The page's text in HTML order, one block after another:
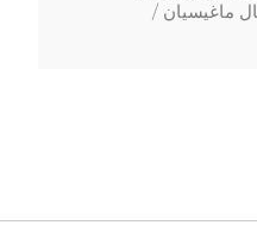
© باسكال ماغيسيان /